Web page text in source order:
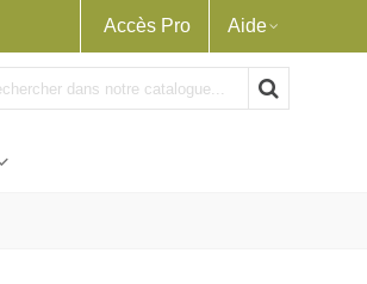
Accès Pro Aide